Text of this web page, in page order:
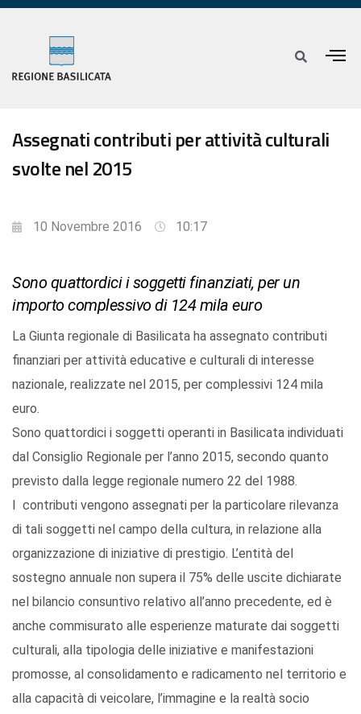
Assegnati contributi per attività culturali
svolte nel 2015
10 Novembre 2016 10:17
Sono quattordici i soggetti finanziati, per un
importo complessivo di 124 mila euro
La Giunta regionale di Basilicata ha assegnato contributi
finanziari per attività educative e culturali di interesse
nazionale, realizzate nel 2015, per complessivi 124 mila
euro.
Sono quattordici i soggetti operanti in Basilicata individuati
dal Consiglio Regionale per l’anno 2015, secondo quanto
previsto dalla legge regionale numero 22 del 1988.
I contributi vengono assegnati per la particolare rilevanza
di tali soggetti nel campo della cultura, in relazione alla
organizzazione di iniziative di prestigio. L’entità del
sostegno annuale non supera il 75% delle uscite dichiarate
nel bilancio consuntivo relativo all’anno precedente, ed è
anche commisurato alle esperienze maturate dai soggetti
culturali, alla tipologia delle iniziative e manifestazioni
promosse, al consolidamento e radicamento nel territorio e
alla capacità di veicolare, l’immagine e la realtà socio